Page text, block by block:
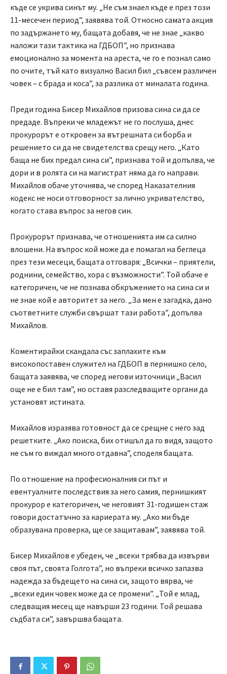
къде се укрива синът му. „Не съм знаел къде е през този
11-месечен период”, заявява той. Относно самата акция
по задържането му, бащата добавя, че не знае „какво
наложи тази тактика на ГДБОП”, но признава
емоционално за момента на ареста, че го е познал само
по очите, тъй като визуално Васил бил „съвсем различен
човек – с брада и коса”, за разлика от миналата година.
Преди година Бисер Михайлов призова сина си да се
предаде. Въпреки че младежът не го послуша, днес
прокурорът е откровен за вътрешната си борба и
решението си да не свидетелства срещу него. „Като
баща не бих предал сина си”, признава той и допълва, че
дори и в ролята си на магистрат няма да го направи.
Михайлов обаче уточнява, че според Наказателния
кодекс не носи отговорност за лично укривателство,
когато става въпрос за негов син.
Прокурорът признава, че отношенията им са силно
влошени. На въпрос кой може да е помагал на беглеца
през тези месеци, бащата отговаря: „Всички – приятели,
роднини, семейство, хора с възможности”. Той обаче е
категоричен, че не познава обкръжението на сина си и
не знае кой е авторитет за него. „За мен е загадка, дано
съответните служби свършат тази работа”, допълва
Михайлов.
Коментирайки скандала със заплахите към
високопоставен служител на ГДБОП в пернишко село,
бащата заявява, че според негови източници „Васил
още не е бил там”, но оставя разследващите органи да
установят истината.
Михайлов изразява готовност да се срещне с него зад
решетките. „Ако поиска, бих отишъл да го видя, защото
не съм го виждал много отдавна”, споделя бащата.
По отношение на професионалния си път и
евентуалните последствия за него самия, пернишкият
прокурор е категоричен, че неговият 31-годишен стаж
говори достатъчно за кариерата му. „Ако ми бъде
образувана проверка, ще се защитавам”, заявява той.
Бисер Михайлов е убеден, че „всеки трябва да извърви
своя път, своята Голгота”, но въпреки всичко запазва
надежда за бъдещето на сина си, защото вярва, че
„всеки един човек може да се промени”. „Той е млад,
следващия месец ще навърши 23 години. Той решава
съдбата си”, завършва бащата.